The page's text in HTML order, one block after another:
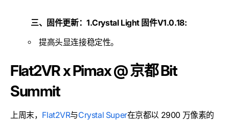
三、固件更新：1.Crystal Light 固件V1.0.18:
提高头显连接稳定性。
Flat2VR x Pimax @ 京都 Bit
Summit
上周末， Flat2VR与Crystal Super在京都以 2900 万像素的